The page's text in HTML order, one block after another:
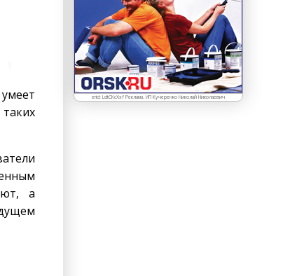
а
erid: LdtCKcXxf Реклама. ИП Кучеренко Николай Николаевич